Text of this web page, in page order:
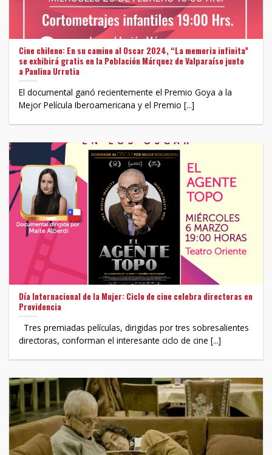
Cine chileno: En su camino al Oscar 2024, “La memoria infinita”
se exhibirá gratis en la Población Márquez de Valparaíso junto
a Paulina Urrutia
El documental ganó recientemente el Premio Goya a la
Mejor Película Iberoamericana y el Premio [...]
Día Internacional de la Mujer: Ciclo de cine celebra directoras en
Providencia
Tres premiadas películas, dirigidas por tres sobresalientes
directoras, conforman el interesante ciclo de cine [...]